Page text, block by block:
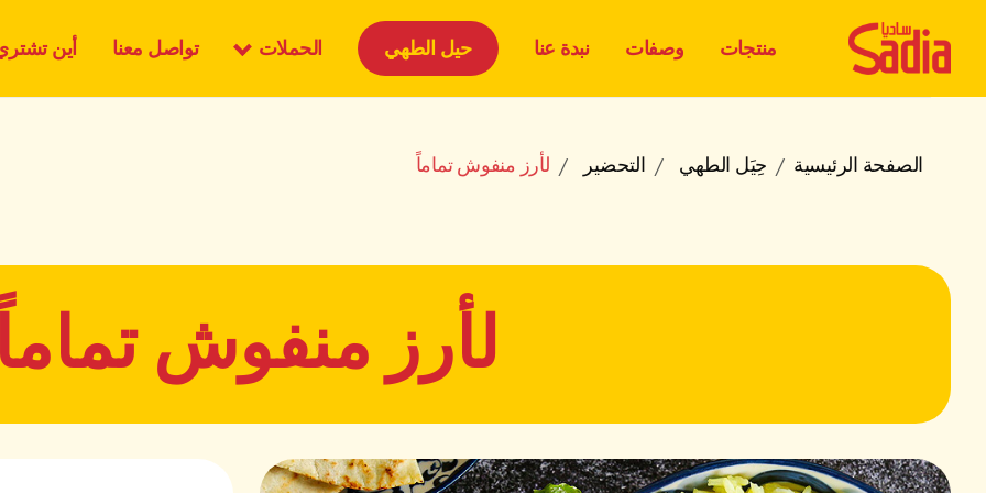
منتجات وصفات نبدة عنا حيل الطهي الحملات تواصل معنا أين
الصفحة الرئيسية حِيَل الطهي التحضير لأرز منفوش تماماً
لأرز منفوش